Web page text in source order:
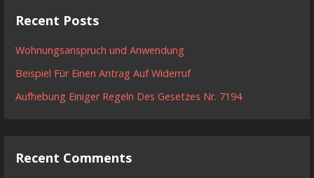
Recent Posts
Wohnungsanspruch und Anwendung
Beispiel Für Einen Antrag Auf Widerruf
Aufhebung Einiger Regeln Des Gesetzes Nr. 7194
Recent Comments